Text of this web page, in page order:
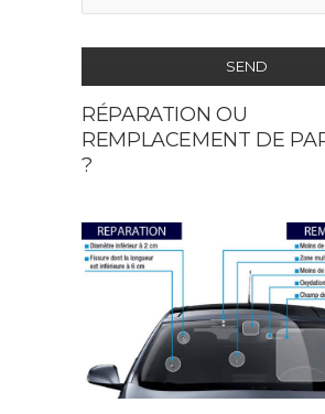
SEND
This
field
should
left
blank
RÉPARATION OU
REMPLACEMENT DE
?